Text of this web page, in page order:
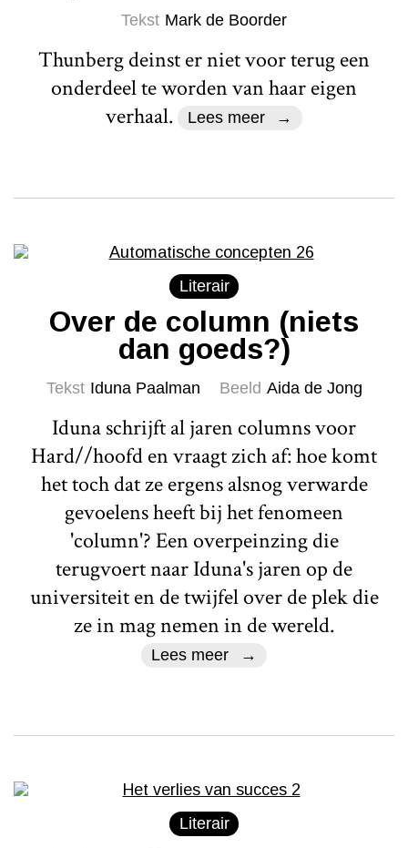
Tekst Mark de Boorder
Thunberg deinst er niet voor terug een
onderdeel te worden van haar eigen
verhaal.
Lees meer
Literair
Over de column (niets
dan goeds?)
Tekst Iduna Paalman Beeld Aida de Jong
Iduna schrijft al jaren columns voor
Hard//hoofd en vraagt zich af: hoe komt
het toch dat ze ergens alsnog verwarde
gevoelens heeft bij het fenomeen
'column'? Een overpeinzing die
terugvoert naar Iduna's jaren op de
universiteit en de twijfel over de plek die
ze in mag nemen in de wereld.
Lees meer
Literair